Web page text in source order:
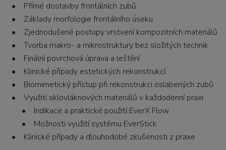
• Přímé dostavby frontálních zubů
• Základy morfologie frontálního úseku
• Zjednodušené postupy vrstvení kompozitních materiálů
• Tvorba makro- a mikrostruktury bez složitých technik
• Finální povrchová úprava a leštění
• Klinické případy estetických rekonstrukcí
• Biomimetický přístup při rekonstrukci oslabených zubů
• Využití sklovláknových materiálů v každodenní praxi
• Indikace a praktické použití EverX Flow
• Možnosti využití systému EverStick
• Klinické případy a dlouhodobé zkušenosti z praxe